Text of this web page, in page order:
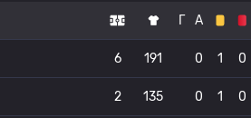
Г А
6 191 0 1 0
2 135 0 1 0